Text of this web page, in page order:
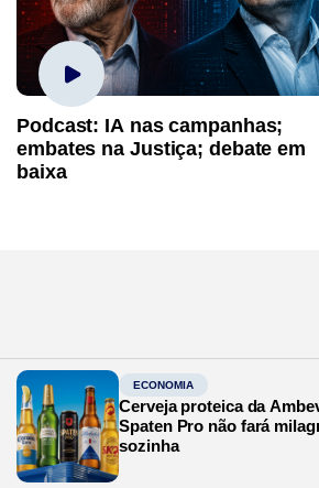
Podcast: IA nas campanhas;
embates na Justiça; debate em
baixa
ECONOMIA
Cerveja proteica da
Spaten Pro não fará
sozinha